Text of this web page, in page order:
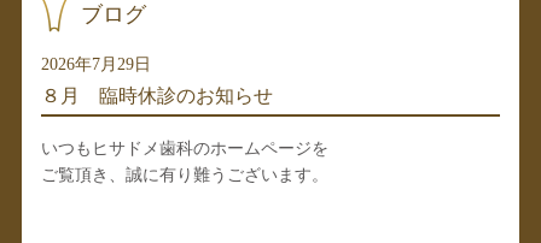
ブログ
2026年7月29日
８月 臨時休診のお知らせ
いつもヒサドメ歯科のホームページを
ご覧頂き、誠に有り難うございます。